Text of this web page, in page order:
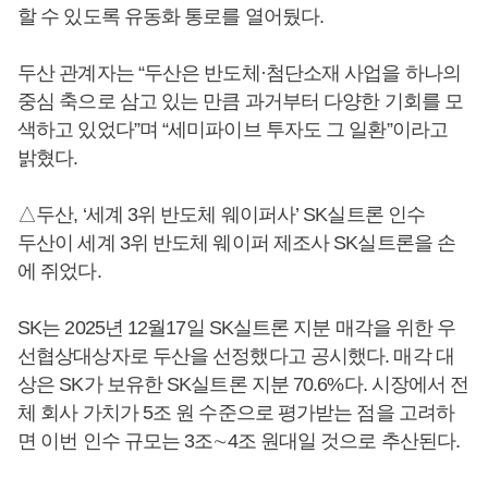
할 수 있도록 유동화 통로를 열어뒀다.
두산 관계자는 “두산은 반도체·첨단소재 사업을 하나의
중심 축으로 삼고 있는 만큼 과거부터 다양한 기회를 모
색하고 있었다”며 “세미파이브 투자도 그 일환”이라고
밝혔다.
△두산, ‘세계 3위 반도체 웨이퍼사’ SK실트론 인수
두산이 세계 3위 반도체 웨이퍼 제조사 SK실트론을 손
에 쥐었다.
SK는 2025년 12월17일 SK실트론 지분 매각을 위한 우
선협상대상자로 두산을 선정했다고 공시했다. 매각 대
상은 SK가 보유한 SK실트론 지분 70.6%다. 시장에서 전
체 회사 가치가 5조 원 수준으로 평가받는 점을 고려하
면 이번 인수 규모는 3조∼4조 원대일 것으로 추산된다.